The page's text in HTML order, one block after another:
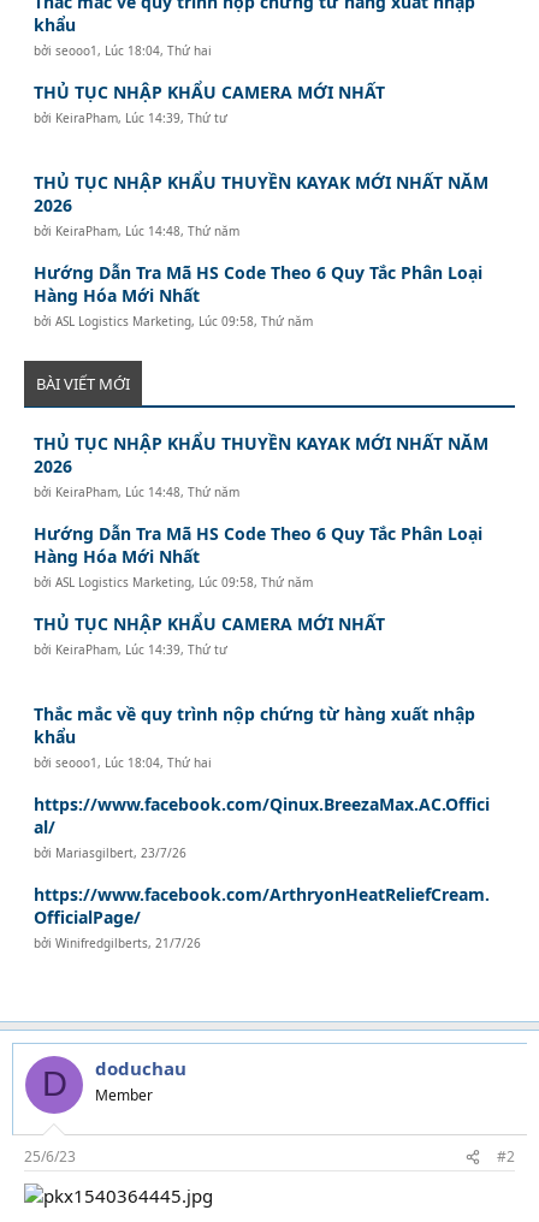
khẩu
bởiseooo1 , Lúc 18:04, Thứ hai
THỦ TỤC NHẬP KHẨU CAMERA MỚI NHẤT
bởi KeiraPham, Lúc 14:39, Thứ tư
THỦ TỤC NHẬP KHẨU THUYỀN KAYAK MỚI NHẤT NĂM
2026
bởi KeiraPham, Lúc 14:48, Thứ năm
Hướng Dẫn Tra Mã HS Code Theo 6 Quy Tắc Phân Loại
Hàng Hóa Mới Nhất
bởiASL Logistics Marketing, Lúc 09:58, Thứ năm
BÀI VIẾT MỚI
THỦ TỤC NHẬP KHẨU THUYỀN KAYAK MỚI NHẤT NĂM
2026
bởi KeiraPham, Lúc 14:48, Thứ năm
Hướng Dẫn Tra Mã HS Code Theo 6 Quy Tắc Phân Loại
Hàng Hóa Mới Nhất
bởiASL Logistics Marketing, Lúc 09:58, Thứ năm
THỦ TỤC NHẬP KHẨU CAMERA MỚI NHẤT
bởi KeiraPham, Lúc 14:39, Thứ tư
Thắc mắc về quy trình nộp chứng từ hàng xuất nhập
khẩu
bởiseooo1 , Lúc 18:04, Thứ hai
https://www.facebook.com/Qinux.BreezaMax.AC.Offici
al/
bởi Mariasgilbert, 23/7/26
https://www.facebook.com/ArthryonHeatReliefCream.
OfficialPage/
bởiWinifredgilberts, 21/7/26
D doduchau
Member
25/6/23 #2